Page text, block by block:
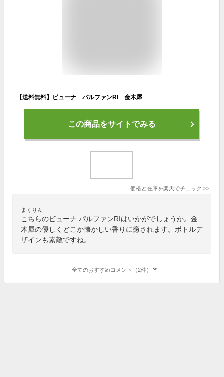
【送料無料】ビューナ パルファンRI 金木犀
この商品をサイトでみる
価格と在庫を楽天でチェック >>
まくりん
こちらのビューナ パルファンRIはいかがでしょうか。金
木犀の優しくどこか懐かしい香りに癒されます。ボトルデ
ザインも素敵ですね。
全てのおすすめコメント（2件）